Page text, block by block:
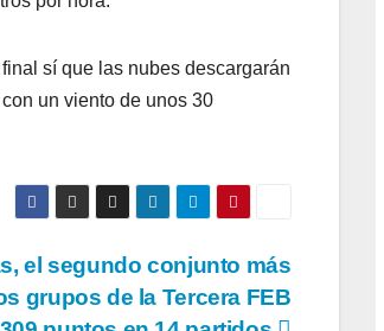
sí que las nubes descargarán
un viento de unos 30
el segundo conjunto más
grupos de la Tercera FEB